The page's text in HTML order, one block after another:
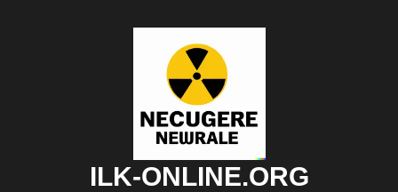
ILK-ONLINE.ORG